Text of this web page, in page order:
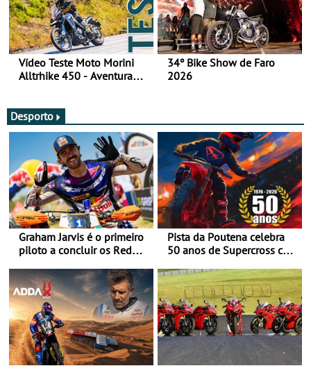
Vídeo Teste Moto Morini
Alltrhike 450 - Aventura
34º Bike Show de Faro
2026
Desporto
Graham Jarvis é o primeiro
piloto a concluir os Red
moto elétrica
Pista da Poutena celebra
50 anos de Supercross com
de agosto